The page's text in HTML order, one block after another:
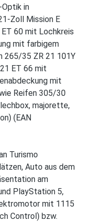
Optik in
Zoll Mission E
ET 60 mit Lochkreis
mit farbigem
265/35 ZR 21 101Y
ET 66 mit
mit
Reifen 305/30
majorette,
(EAN
Turismo
Auto aus dem
am
PlayStation 5,
mit 1115
Control) bzw.